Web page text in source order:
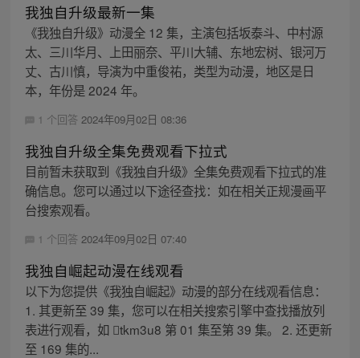
我独自升级最新一集
《我独自升级》动漫全 12 集，主演包括坂泰斗、中村源
太、三川华月、上田丽奈、平川大辅、东地宏树、银河万
丈、古川慎，导演为中重俊祐，类型为动漫，地区是日
本，年份是 2024 年。
1 个回答 2024年09月02日 08:36
我独自升级全集免费观看下拉式
目前暂未获取到《我独自升级》全集免费观看下拉式的准
确信息。您可以通过以下途径查找：如在相关正规漫画平
台搜索观看。
1 个回答 2024年09月02日 07:40
我独自崛起动漫在线观看
以下为您提供《我独自崛起》动漫的部分在线观看信息：
1. 其更新至 39 集，您可以在相关搜索引擎中查找播放列
表进行观看，如 tkm3u8 第 01 集至第 39 集。 2. 还更新
至 169 集的...